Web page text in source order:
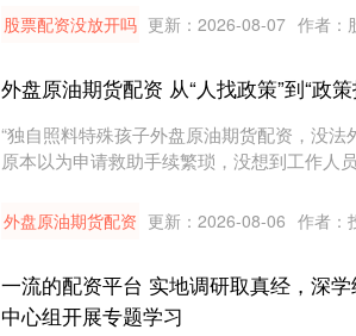
股票配资没放开吗 更新：2026-08-07 作者：
外盘原油期货配资 从“人找政策”到“政
“独自照料特殊孩子外盘原油期货配资，没法
原本以为申请救助手续繁琐，没想到工作人
外盘原油期货配资 更新：2026-08-06 作者：
一流的配资平台 实地调研取真经，深
中心组开展专题学习